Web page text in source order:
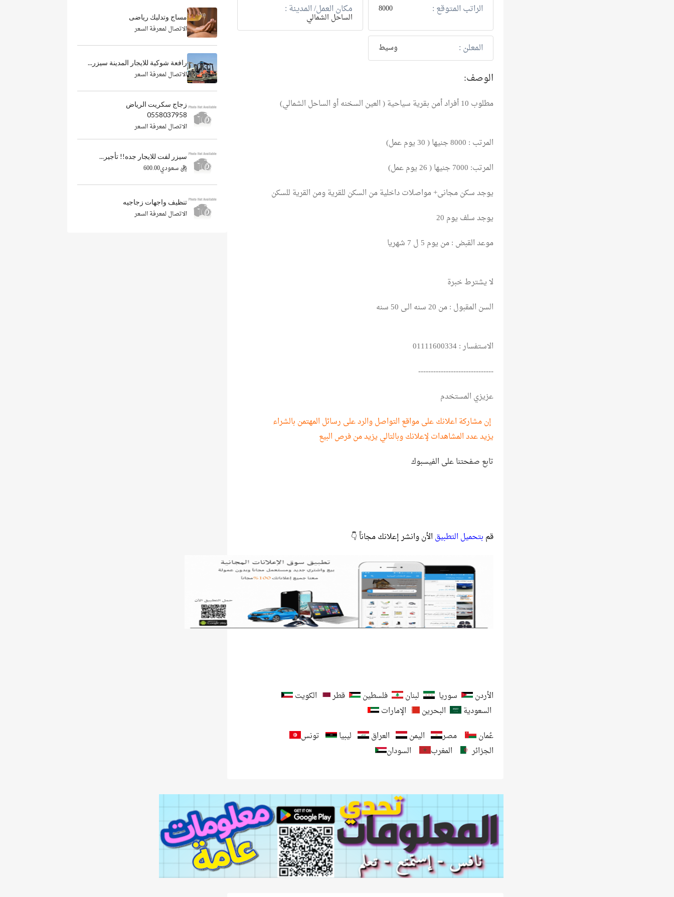
الراتب المتوقع : 8000 مكان العمل/ المدينة :
الساحل الشمالي
المعلن : وسيط
الوصف:
مطلوب 10 أفراد أمن بقرية سياحية ( العين السخنه أو الساحل الشمالي)
المرتب : 8000 جنيها ( 30 يوم عمل)
المرتب: 7000 جنيها ( 26 يوم عمل)
يوجد سكن مجانى+ مواصلات داخلية من السكن للقرية ومن القرية للسكن
يوجد سلف يوم 20
موعد القبض : من يوم 5 ل 7 شهريا
لا يشترط خبرة
السن المقبول : من 20 سنه الـى 50 سنه
الاستفسار : 01111600334
------------------------------
عزيزي المستخدم
إن مشاركة اعلانك على مواقع التواصل والرد على رسائل المهتمن بالشراء
يزيد عدد المشاهدات لإعلانك وبالتالي يزيد من فرص البيع
تابع صفحتنا على الفيسبوك
قم بتحميل التطبيق الأن وانشر إعلانك مجاناً 👇
الأردن سوريا لبنان فلسطين قطر
الكويت
السعودية
البحرين
الإمارات
عُمان
مصر اليمن العراق ليبيا
تونس
الجزائر
المغرب السودان
مساج وتدليك رياضى
الاتصال لمعرفة السعر
رافعة شوكية للايجار المدينة سيزر...
الاتصال لمعرفة السعر
زجاج سكريت الرياض
0558037958
الاتصال لمعرفة السعر
سيزر لفت للايجار جده!! تأجير...
ريال سعودي600.00
تنظيف واجهات زجاجيه
الاتصال لمعرفة السعر